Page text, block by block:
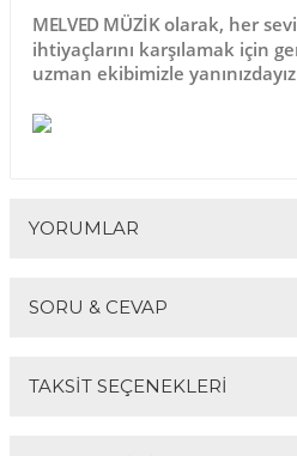
MELVED MÜZİKolarak, her
ihtiyaçlarını karşılamak için
uzman ekibimizle
YORUMLAR
SORU & CEVAP
TAKSİT SEÇENEKLERİ